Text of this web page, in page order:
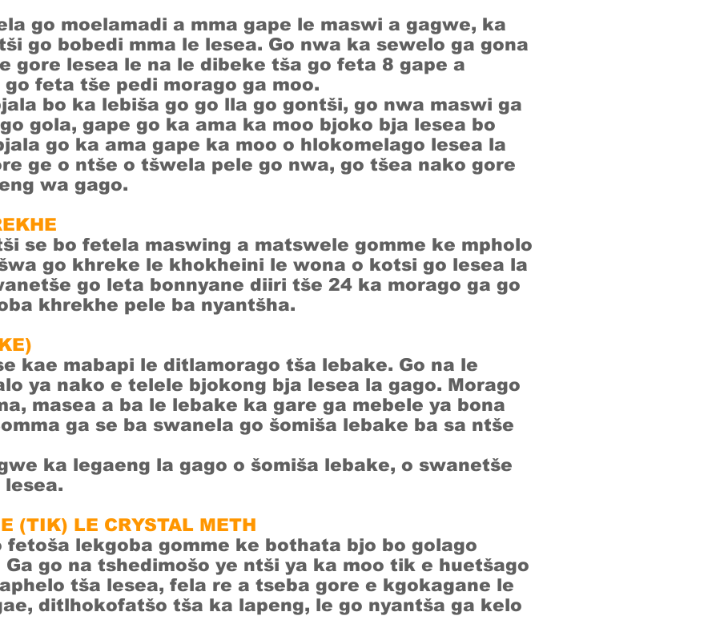
go moelamadi a mma gape le maswi a gagwe, ka
go bobedi mma le lesea. Go nwa ka sewelo ga gona
gore lesea le na le dibeke tša go feta 8 gape a
feta tše pedi morago ga moo.
bo ka lebiša go go lla go gontši, go nwa maswi ga
gola, gape go ka ama ka moo bjoko bja lesea bo
go ka ama gape ka moo o hlokomelago lesea la
ge o ntše o tšwela pele go nwa, go tšea nako gore
wa gago.
se bo fetela maswing a matswele gomme ke mpholo
go khreke le khokheini le wona o kotsi go lesea la
go leta bonnyane diiri tše 24 ka morago ga go
khrekhe pele ba nyantšha.
kae mabapi le ditlamorago tša lebake. Go na le
ya nako e telele bjokong bja lesea la gago. Morago
masea a ba le lebake ka gare ga mebele ya bona
ga se ba swanela go šomiša lebake ba sa ntše
ka legaeng la gago o šomiša lebake, o swanetše
(TIK) LE CRYSTAL METH
fetoša lekgoba gomme ke bothata bjo bo golago
go na tshedimošo ye ntši ya ka moo tik e huetšago
tša lesea, fela re a tseba gore e kgokagane le
ditlhokofatšo tša ka lapeng, le go nyantša ga kelo